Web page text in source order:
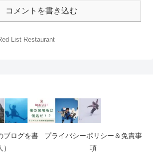
コメントを書き込む
List Restaurant
ブログを書
プライバシーポリシー＆免責事
項